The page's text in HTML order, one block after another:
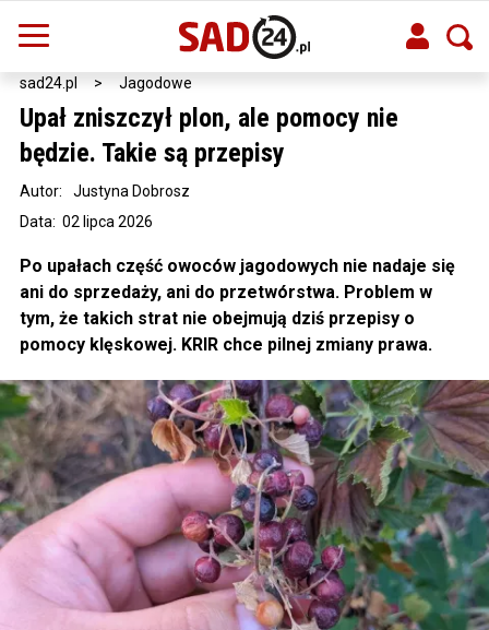
sad24.pl > Jagodowe
Upał zniszczył plon, ale pomocy nie
będzie. Takie są przepisy
Data: 02 lipca 2026
Autor: Justyna Dobrosz
Po upałach część owoców jagodowych nie nadaje się
ani do sprzedaży, ani do przetwórstwa. Problem w
tym, że takich strat nie obejmują dziś przepisy o
pomocy klęskowej. KRIR chce pilnej zmiany prawa.